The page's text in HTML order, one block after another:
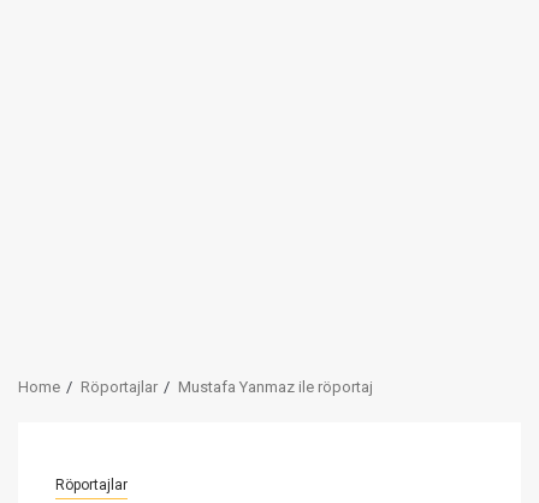
Home Röportajlar Mustafa Yanmaz ile röportaj
Röportajlar